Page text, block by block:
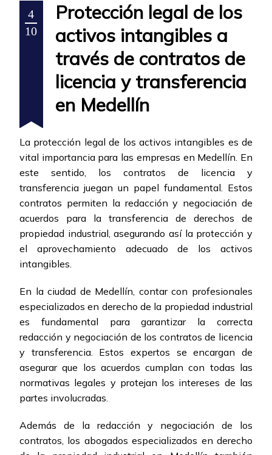
4
10
Protección legal de los
activos intangibles a
través de contratos de
licencia y transferencia
en Medellín
La protección legal de los activos intangibles es de
vital importancia para las empresas en Medellín. En
este sentido, los contratos de licencia y
transferencia juegan un papel fundamental. Estos
contratos permiten la redacción y negociación de
acuerdos para la transferencia de derechos de
propiedad industrial, asegurando así la protección y
el aprovechamiento adecuado de los activos
intangibles.
En la ciudad de Medellín, contar con profesionales
especializados en derecho de la propiedad industrial
es fundamental para garantizar la correcta
redacción y negociación de los contratos de licencia
y transferencia. Estos expertos se encargan de
asegurar que los acuerdos cumplan con todas las
normativas legales y protejan los intereses de las
partes involucradas.
Además de la redacción y negociación de los
contratos, los abogados especializados en derecho